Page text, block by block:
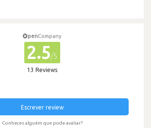
penCompany
2.5/5
13 Reviews
Escrever review
Conheces alguém que pode avaliar?